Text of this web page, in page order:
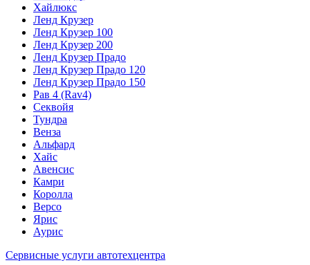
Хайлюкс
Ленд Крузер
Ленд Крузер 100
Ленд Крузер 200
Ленд Крузер Прадо
Ленд Крузер Прадо 120
Ленд Крузер Прадо 150
Рав 4 (Rav4)
Секвойя
Тундра
Венза
Альфард
Хайс
Авенсис
Камри
Королла
Версо
Ярис
Аурис
Сервисные услуги автотехцентра